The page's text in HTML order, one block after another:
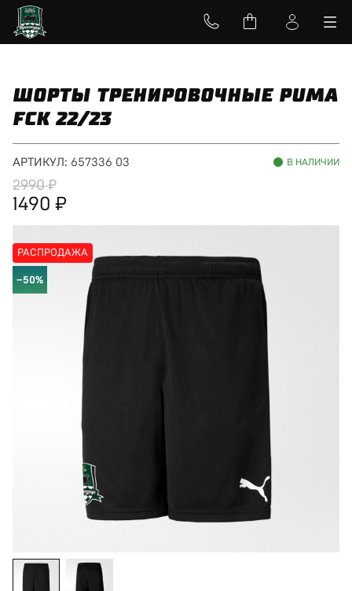
ШОРТЫ ТРЕНИРОВОЧНЫЕ PUMA
FCK 22/23
АРТИКУЛ: 657336 03 В НАЛИЧИИ
2990
1490
РАСПРОДАЖА
−50%